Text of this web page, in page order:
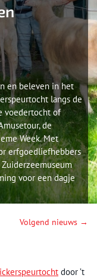
en beleven in het
langs de
voedertocht of
de
Week. Met
erfgoedliefhebbers
voor een dagje
Volgend nieuws →
door ’t